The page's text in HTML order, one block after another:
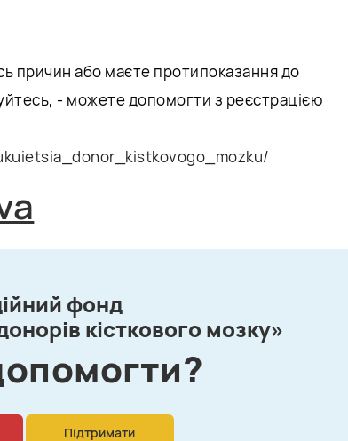
причин або маєте протипоказання до
- можете допомогти з реєстрацією
фонд
кісткового мозку»
Підтримати